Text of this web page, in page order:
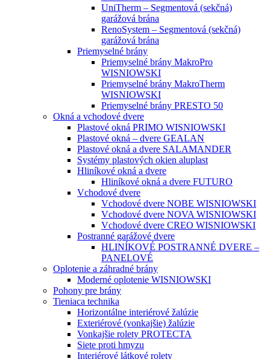
UniTherm – Segmentová (sekčná)
garážová brána
RenoSystem – Segmentová (sekčná)
garážová brána
Priemyselné brány
Priemyselné brány MakroPro
WISNIOWSKI
Priemyselné brány MakroTherm
WISNIOWSKI
Priemyselné brány PRESTO 50
Okná a vchodové dvere
Plastové okná PRIMO WISNIOWSKI
Plastové okná – dvere GEALAN
Plastové okná a dvere SALAMANDER
Systémy plastových okien aluplast
Hliníkové okná a dvere
Hliníkové okná a dvere FUTURO
Vchodové dvere
Vchodové dvere NOBE WISNIOWSKI
Vchodové dvere NOVA WISNIOWSKI
Vchodové dvere CREO WISNIOWSKI
Postranné garážové dvere
HLINÍKOVÉ POSTRANNÉ DVERE –
PANELOVÉ
Oplotenie a záhradné brány
Moderné oplotenie WISNIOWSKI
Pohony pre brány
Tieniaca technika
Horizontálne interiérové žalúzie
Exteriérové (vonkajšie) žalúzie
Vonkajšie rolety PROTECTA
Siete proti hmyzu
Interiérové látkové rolety